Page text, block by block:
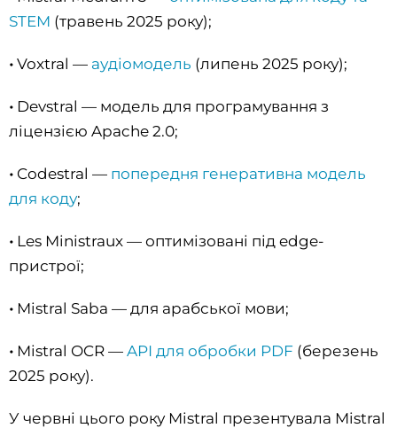
STEM (травень 2025 року);
• Voxtral — аудіомодель (липень 2025 року);
• Devstral — модель для програмування з
ліцензією Apache 2.0;
• Codestral — попередня генеративна модель
для коду;
• Les Ministraux — оптимізовані під edge-
пристрої;
• Mistral Saba — для арабської мови;
• Mistral OCR — API для обробки PDF (березень
2025 року).
У червні цього року Mistral презентувала Mistral